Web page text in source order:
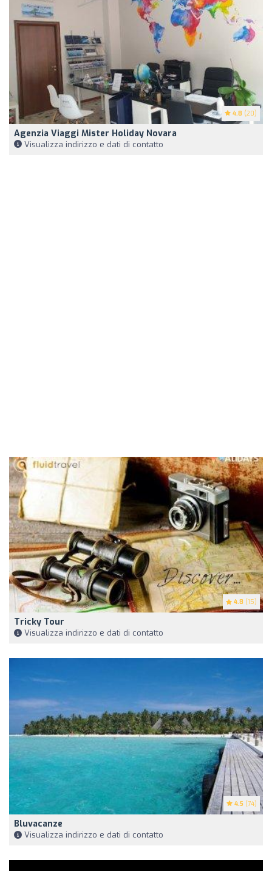
4.8 (20)
Agenzia Viaggi Mister Holiday Novara
Visualizza indirizzo e dati di contatto
4.8 (15)
Tricky Tour
Visualizza indirizzo e dati di contatto
4.5 (74)
Bluvacanze
Visualizza indirizzo e dati di contatto